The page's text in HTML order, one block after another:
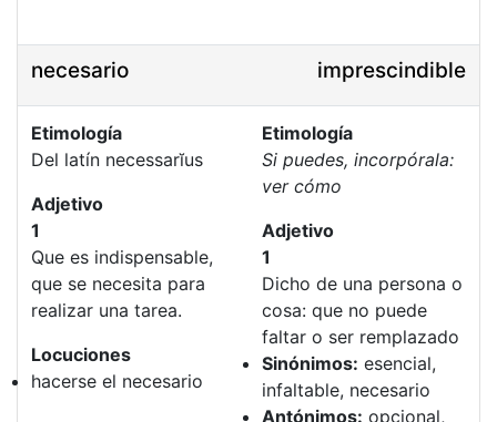
necesario imprescindible
Etimología
Del latín necessarĭus
Adjetivo
1
Que es indispensable,
que se necesita para
realizar una tarea.
Locuciones
hacerse el necesario
Etimología
Si puedes, incorpórala:
ver cómo
Adjetivo
1
Dicho de una persona o
cosa: que no puede
faltar o ser remplazado
Sinónimos: esencial,
infaltable, necesario
Antónimos: opcional,